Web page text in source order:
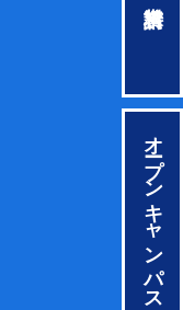
オープンキャンパス